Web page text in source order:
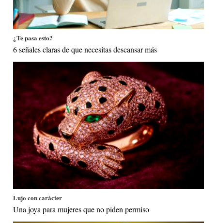
¿Te pasa esto?
6 señales claras de que necesitas descansar más
Lujo con carácter
Una joya para mujeres que no piden permiso